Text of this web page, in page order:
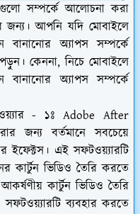
গুলো সম্পর্কে আলোচনা করা
জন্য। আপনি যদি মোবাইলে
বানানোর অ্যাপস সম্পর্কে
কেননা, নিচে মোবাইলে
বানানোর অ্যাপস সম্পর্কে
- ১ঃ Adobe After
জন্য বর্তমানে সবচেয়ে
ইফেক্টস। এই সফটওয়্যারটি
কার্টুন ভিডিও তৈরি করতে
কার্টুন ভিডিও তৈরি
ব্যবহার করতে